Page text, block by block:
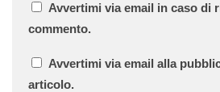
Avvertimi via email in caso di
commento.
Avvertimi via email alla
articolo.